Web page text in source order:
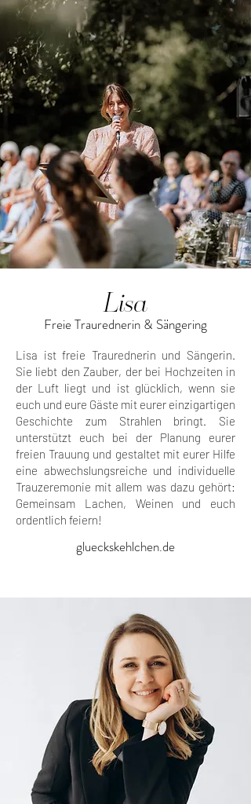
Lisa
Freie Traurednerin & Sängering
Lisa ist freie Traurednerin und Sängerin.
Sie liebt den Zauber, der bei Hochzeiten in
der Luft liegt und ist glücklich, wenn sie
euch und eure Gäste mit eurer einzigartigen
Geschichte zum Strahlen bringt. Sie
unterstützt euch bei der Planung eurer
freien Trauung und gestaltet mit eurer Hilfe
eine abwechslungsreiche und individuelle
Trauzeremonie mit allem was dazu gehört:
Gemeinsam Lachen, Weinen und euch
ordentlich feiern!
glueckskehlchen.de